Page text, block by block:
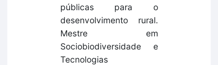
públicas para o
desenvolvimento rural.
Mestre em
Sociobiodiversidade e
Tecnologias